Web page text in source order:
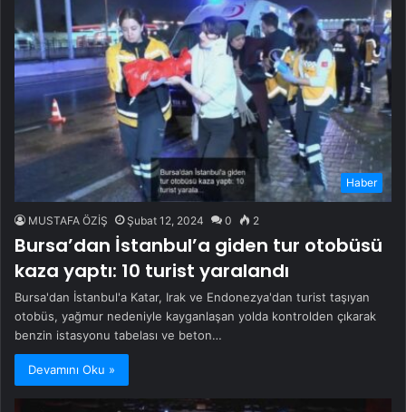
Haber
MUSTAFA ÖZİŞ Şubat 12, 2024 0 2
Bursa’dan İstanbul’a giden tur otobüsü
kaza yaptı: 10 turist yaralandı
Bursa'dan İstanbul'a Katar, Irak ve Endonezya'dan turist taşıyan
otobüs, yağmur nedeniyle kayganlaşan yolda kontrolden çıkarak
benzin istasyonu tabelası ve beton…
Devamını Oku »